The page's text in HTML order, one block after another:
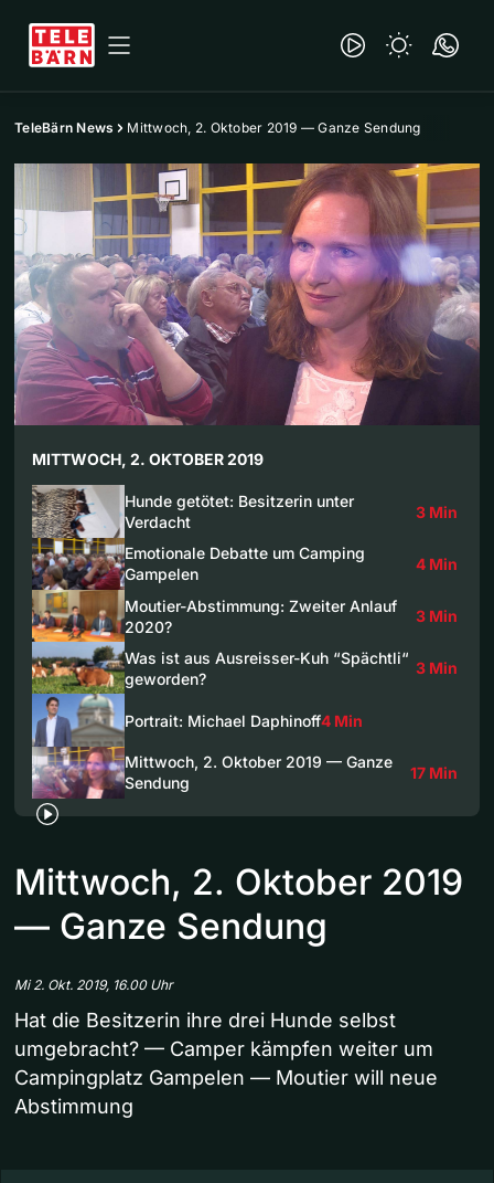
TeleBärn News Mittwoch, 2. Oktober 2019 — Ganze Sendung
MITTWOCH, 2. OKTOBER 2019
Hunde getötet: Besitzerin unter
Verdacht
3 Min
Emotionale Debatte um Camping
Gampelen
4 Min
Moutier-Abstimmung: Zweiter Anlauf
2020?
3 Min
Was ist aus Ausreisser-Kuh “Spächtli“
geworden?
3 Min
Portrait: Michael Daphinoff4 Min
Mittwoch, 2. Oktober 2019 — Ganze
Sendung
17 Min
Mittwoch, 2. Oktober 2019
— Ganze Sendung
Mi 2. Okt. 2019, 16.00 Uhr
Hat die Besitzerin ihre drei Hunde selbst
umgebracht? — Camper kämpfen weiter um
Campingplatz Gampelen — Moutier will neue
Abstimmung